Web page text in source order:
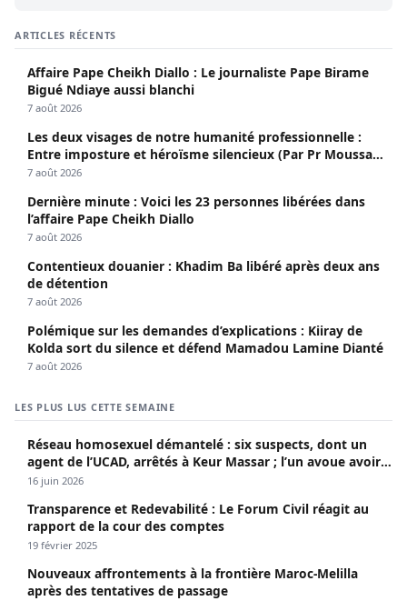
ARTICLES RÉCENTS
Affaire Pape Cheikh Diallo : Le journaliste Pape Birame
Bigué Ndiaye aussi blanchi
7 août 2026
Les deux visages de notre humanité professionnelle :
Entre imposture et héroïsme silencieux (Par Pr Moussa
Seydi)
7 août 2026
Dernière minute : Voici les 23 personnes libérées dans
l’affaire Pape Cheikh Diallo
7 août 2026
Contentieux douanier : Khadim Ba libéré après deux ans
de détention
7 août 2026
Polémique sur les demandes d’explications : Kiiray de
Kolda sort du silence et défend Mamadou Lamine Dianté
7 août 2026
LES PLUS LUS CETTE SEMAINE
Réseau homosexuel démantelé : six suspects, dont un
agent de l’UCAD, arrêtés à Keur Massar ; l’un avoue avoir
propagé le VIH depuis 2018
16 juin 2026
Transparence et Redevabilité : Le Forum Civil réagit au
rapport de la cour des comptes
19 février 2025
Nouveaux affrontements à la frontière Maroc-Melilla
après des tentatives de passage